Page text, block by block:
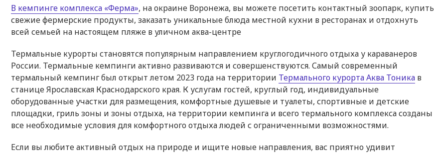
В кемпинге комплекса «Ферма», на окраине Воронежа, вы можете посетить контактный зоопарк, купить
свежие фермерские продукты, заказать уникальные блюда местной кухни в ресторанах и отдохнуть
всей семьей на настоящем пляже в уличном аква-центре
Термальные курорты становятся популярным направлением круглогодичного отдыха у караванеров
России. Термальные кемпинги активно развиваются и совершенствуются. Самый современный
термальный кемпинг был открыт летом 2023 года на территории Термального курорта Аква Тоника в
станице Ярославская Краснодарского края. К услугам гостей, круглый год, индивидуальные
оборудованные участки для размещения, комфортные душевые и туалеты, спортивные и детские
площадки, гриль зоны и зоны отдыха, на территории кемпинга и всего термального комплекса созданы
все необходимые условия для комфортного отдыха людей с ограниченными возможностями.
Если вы любите активный отдых на природе и ищите новые направления, вас приятно удивит